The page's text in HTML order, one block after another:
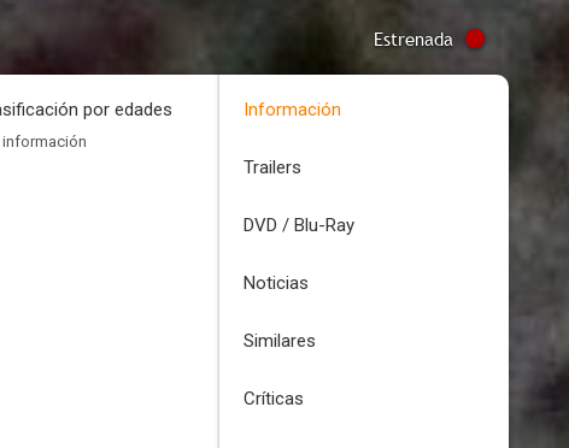
Estrenada
por edades
información
Información
Trailers
DVD / Blu-Ray
Noticias
Similares
Críticas